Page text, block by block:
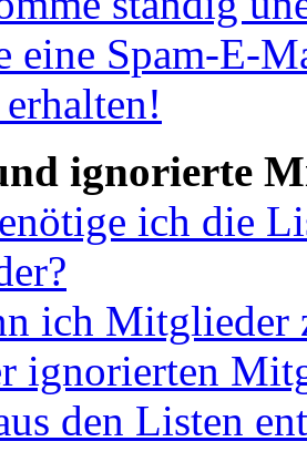
eine Spam-E-
ignorierte
ich die
ich Mitglieder
ignorierten
den Listen